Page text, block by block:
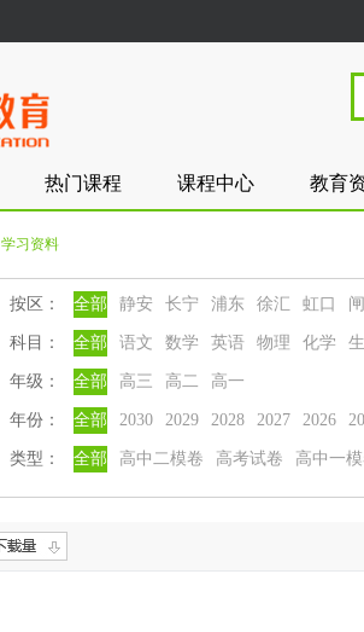
热门课程 课程中心 教育
学习资料
按区： 全部 静安 长宁 浦东 徐汇 虹口
科目： 全部 语文 数学 英语 物理 化学
年级： 全部 高三 高二 高一
年份： 全部 2030 2029 2028 2027 2026
类型： 全部 高中二模卷 高考试卷 高中一